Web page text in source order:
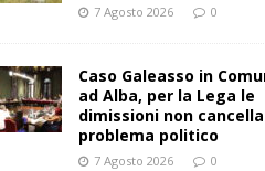
7 Agosto 2026 0
Caso Galeasso in
ad Alba, per la Lega le
dimissioni non
problema politico
7 Agosto 2026 0